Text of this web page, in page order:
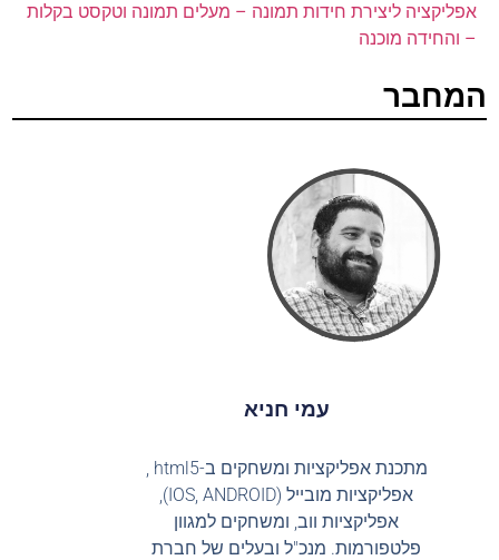
אפליקציה ליצירת חידות תמונה – מעלים תמונה וטקסט בקלות
– והחידה מוכנה
המחבר
עמי חניא
מתכנת אפליקציות ומשחקים ב-html5 ,
אפליקציות מובייל (IOS, ANDROID),
אפליקציות ווב, ומשחקים למגוון
פלטפורמות. מנכ"ל ובעלים של חברת